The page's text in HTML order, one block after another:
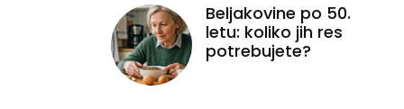
Beljakovine po 50.
letu: koliko jih res
potrebujete?